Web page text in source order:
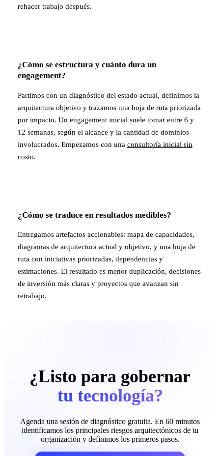
rehacer trabajo después.
¿Cómo se estructura y cuánto dura un
engagement?
Partimos con un diagnóstico del estado actual, definimos la
arquitectura objetivo y trazamos una hoja de ruta priorizada
por impacto. Un engagement inicial suele tomar entre 6 y
12 semanas, según el alcance y la cantidad de dominios
involucrados. Empezamos con una consultoría inicial sin
costo.
¿Cómo se traduce en resultados medibles?
Entregamos artefactos accionables: mapa de capacidades,
diagramas de arquitectura actual y objetivo, y una hoja de
ruta con iniciativas priorizadas, dependencias y
estimaciones. El resultado es menor duplicación, decisiones
de inversión más claras y proyectos que avanzan sin
retrabajo.
¿Listo para gobernar
tu tecnología?
Agenda una sesión de diagnóstico gratuita. En 60 minutos
identificamos los principales riesgos arquitectónicos de tu
organización y definimos los primeros pasos.